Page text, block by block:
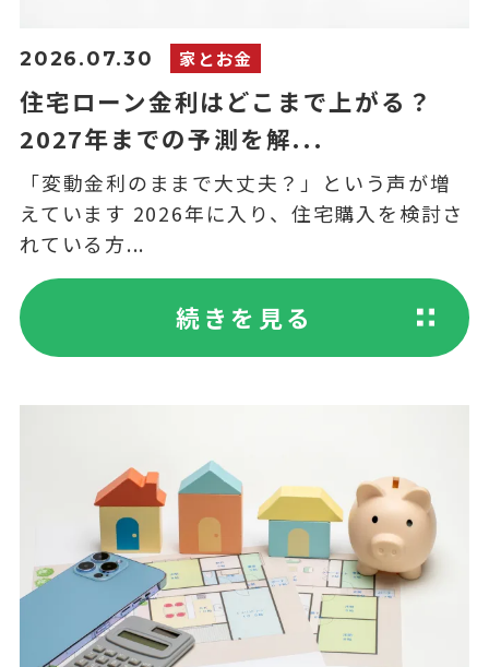
2026.07.30 家とお金
住宅ローン金利はどこまで上がる？
2027年までの予測を解...
「変動金利のままで大丈夫？」という声が増
えています 2026年に入り、住宅購入を検討さ
れている方...
続きを見る